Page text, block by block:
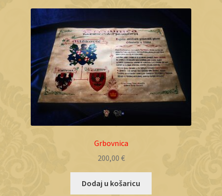
O nama
Objave
Grbovnica
200,00 €
Dodaj u košaricu